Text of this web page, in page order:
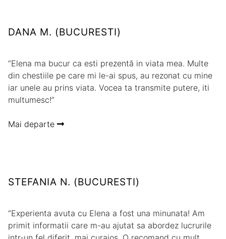
DANA M. (BUCURESTI)
“Elena ma bucur ca esti prezentă in viata mea. Multe
din chestiile pe care mi le-ai spus, au rezonat cu mine
iar unele au prins viata. Vocea ta transmite putere, iti
multumesc!”
Mai departe
STEFANIA N. (BUCURESTI)
“Experienta avuta cu Elena a fost una minunata! Am
primit informatii care m-au ajutat sa abordez lucrurile